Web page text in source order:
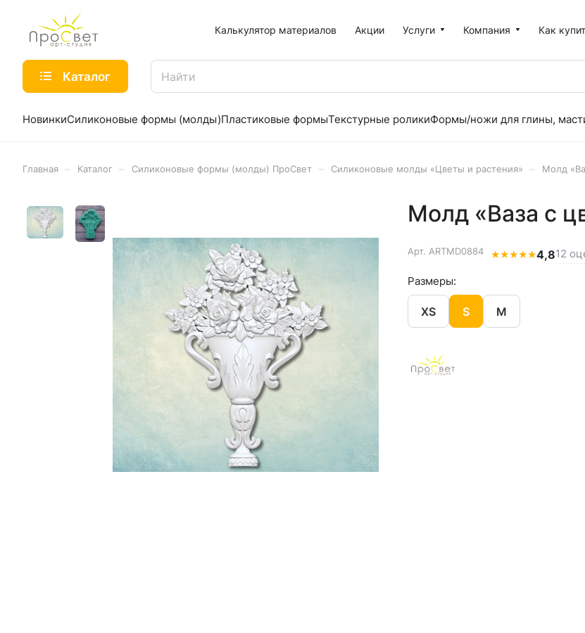
Калькулятор материалов Акции Услуги Компания Как
Каталог
НовинкиСиликоновые формы (молды)Пластиковые формыТекстурные роликиФормы/ножи для глины,
Главная Каталог Силиконовые формы (молды) ПроСвет Силиконовые молды «Цветы и растения» Молд
Молд «Ваза с
Арт. ARTMD0884 ★★★★★4,812
Размеры:
XS S M